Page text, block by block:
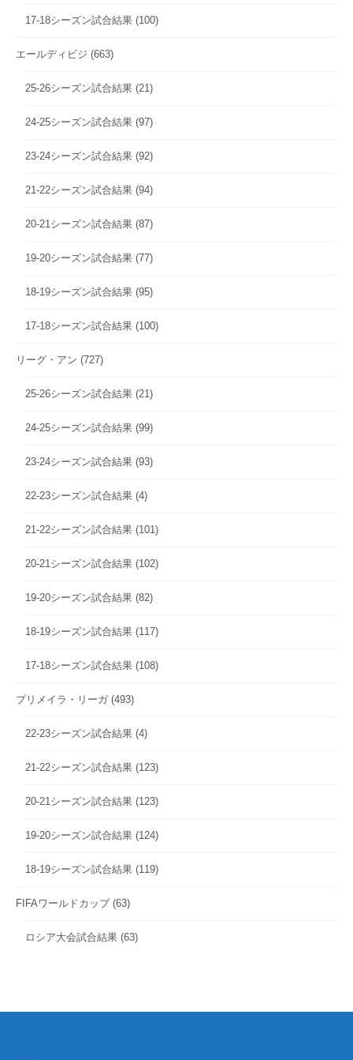
17-18シーズン試合結果 (100)
エールディビジ (663)
25-26シーズン試合結果 (21)
24-25シーズン試合結果 (97)
23-24シーズン試合結果 (92)
21-22シーズン試合結果 (94)
20-21シーズン試合結果 (87)
19-20シーズン試合結果 (77)
18-19シーズン試合結果 (95)
17-18シーズン試合結果 (100)
リーグ・アン (727)
25-26シーズン試合結果 (21)
24-25シーズン試合結果 (99)
23-24シーズン試合結果 (93)
22-23シーズン試合結果 (4)
21-22シーズン試合結果 (101)
20-21シーズン試合結果 (102)
19-20シーズン試合結果 (82)
18-19シーズン試合結果 (117)
17-18シーズン試合結果 (108)
プリメイラ・リーガ (493)
22-23シーズン試合結果 (4)
21-22シーズン試合結果 (123)
20-21シーズン試合結果 (123)
19-20シーズン試合結果 (124)
18-19シーズン試合結果 (119)
FIFAワールドカップ(63)
ロシア大会試合結果 (63)